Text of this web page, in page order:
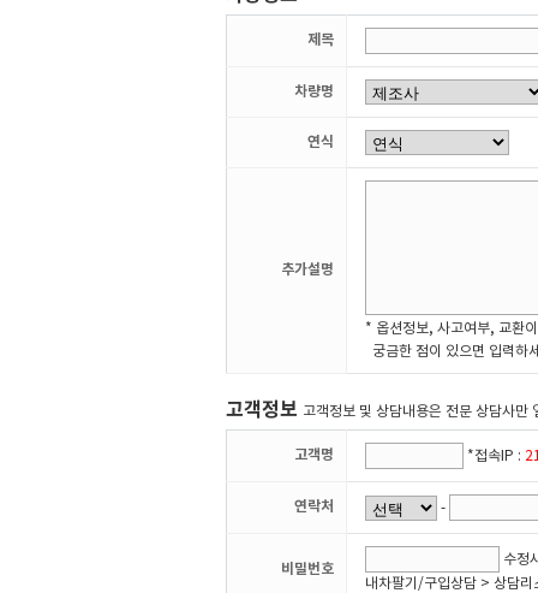
제목
차량명
연식
추가설명
* 옵션정보, 사고여부, 교환
궁금한 점이 있으면 입력하
고객정보 고객정보 및 상담내용은 전문 상담사만
고객명 *접속IP :
연락처 -
비밀번호
수정
내차팔기/구입상담 > 상담리